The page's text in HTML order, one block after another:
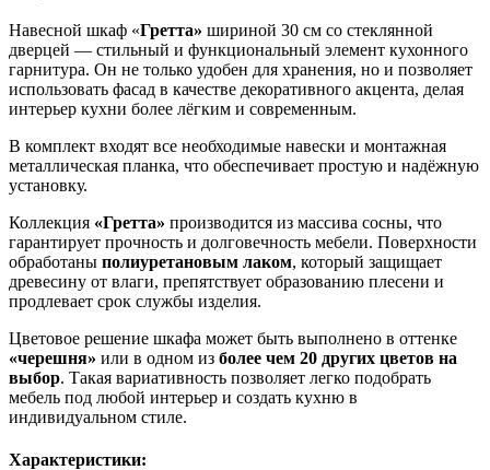
Навесной шкаф «Гретта» шириной 30 см со стеклянной
дверцей — стильный и функциональный элемент кухонного
гарнитура. Он не только удобен для хранения, но и позволяет
использовать фасад в качестве декоративного акцента, делая
интерьер кухни более лёгким и современным.
В комплект входят все необходимые навески и монтажная
металлическая планка, что обеспечивает простую и надёжную
установку.
Коллекция «Гретта» производится из массива сосны, что
гарантирует прочность и долговечность мебели. Поверхности
обработаны полиуретановым лаком, который защищает
древесину от влаги, препятствует образованию плесени и
продлевает срок службы изделия.
Цветовое решение шкафа может быть выполнено в оттенке
«черешня» или в одном из более чем 20 других цветов на
выбор. Такая вариативность позволяет легко подобрать
мебель под любой интерьер и создать кухню в
индивидуальном стиле.
Характеристики: